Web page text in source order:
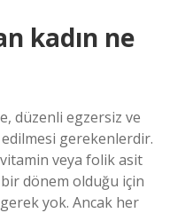
kadın ne
düzenli egzersiz ve
gerekenlerdir.
veya folik asit
bir dönem olduğu için
yok. Ancak her